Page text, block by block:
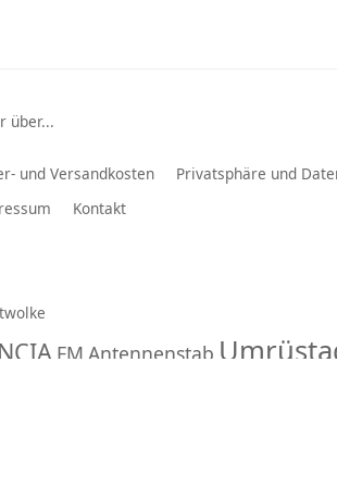
über...
und Versandkosten Privatsphäre und
Kontakt
FM Antennenstab